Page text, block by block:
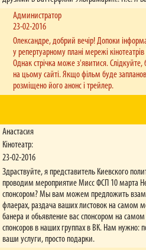
Администратор
23-02-2016
Олександре, добрий вечір! Допоки
у репертуарному плані мережі
Однак стрічка може з'явитися.
на цьому сайті. Якщо фільм буде
розміщено його анонс і трейлер.
Анастасия
Кінотеатр:
23-02-2016
Здраствуйте, я представитель Киевского
проводим мероприятие Мисс ФСП 10 марта
спонсором? Мы вам можем предложить
флаерах, раздача ваших листовок на самом
банера и обьявление вас спонсором на
спонсоров в наших группах в ВК. Нам нужно:
ваши услуги, просто подарки.